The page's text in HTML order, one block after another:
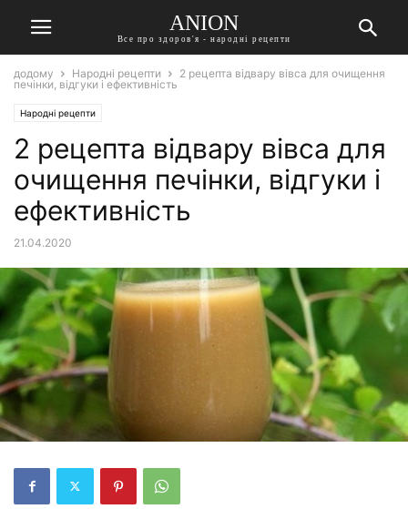
ANION
Все про здоров'я - народні рецепти
додому Народні рецепти
2 рецепта відвару вівса для очищення
печінки, відгуки і ефективність
Народні рецепти
2 рецепта відвару вівса для
очищення печінки, відгуки і
ефективність
21.04.2020